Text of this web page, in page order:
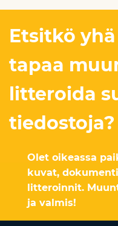
Etsitkö
tapaa
litteroida
tiedostoja?
Olet oikeassa
kuvat,
litteroinnit.
ja valmis!